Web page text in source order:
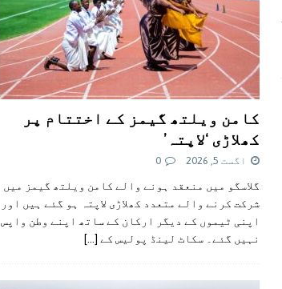
کامن ویلتھ گیمز کے اختتام پر
کھلاڑی ‘لاپتہ’
اگست 5, 2026 0
گلاسگو میں منعقد ہونے والے کامن ویلتھ گیمز میں
شرکت کرنے والے متعدد کھلاڑی لاپتہ ہو گئے ہیں اور
اپنی ٹیموں کے دیگر ارکان کے ساتھ اپنے وطن واپس
نہیں گئے۔ سکاٹ لینڈ پولیس کے [...]